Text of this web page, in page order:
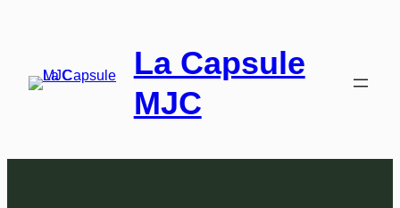
La Capsule
MJC